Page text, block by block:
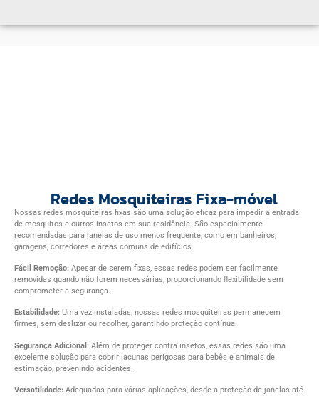
Redes Mosquiteiras Fixa-móvel
Nossas redes mosquiteiras fixas são uma solução eficaz para impedir a entrada
de mosquitos e outros insetos em sua residência. São especialmente
recomendadas para janelas de uso menos frequente, como em banheiros,
garagens, corredores e áreas comuns de edifícios.
Fácil Remoção: Apesar de serem fixas, essas redes podem ser facilmente
removidas quando não forem necessárias, proporcionando flexibilidade sem
comprometer a segurança.
Estabilidade: Uma vez instaladas, nossas redes mosquiteiras permanecem
firmes, sem deslizar ou recolher, garantindo proteção contínua.
Segurança Adicional: Além de proteger contra insetos, essas redes são uma
excelente solução para cobrir lacunas perigosas para bebês e animais de
estimação, prevenindo acidentes.
Versatilidade: Adequadas para várias aplicações, desde a proteção de janelas até